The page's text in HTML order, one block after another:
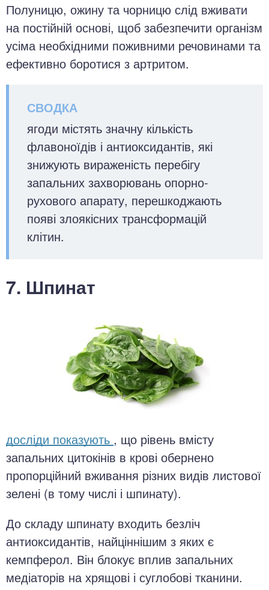
Полуницю, ожину та чорницю слід вживати
на постійній основі, щоб забезпечити організм
усіма необхідними поживними речовинами та
ефективно боротися з артритом.
ягоди містять значну кількість
флавоноїдів і антиоксидантів, які
знижують вираженість перебігу
запальних захворювань опорно-
рухового апарату, перешкоджають
появі злоякісних трансформацій
клітин.
7. Шпинат
досліди показують , що рівень вмісту
запальних цитокінів в крові обернено
пропорційний вживання різних видів листової
зелені (в тому числі і шпинату).
До складу шпинату входить безліч
антиоксидантів, найціннішим з яких є
кемпферол. Він блокує вплив запальних
медіаторів на хрящові і суглобові тканини.